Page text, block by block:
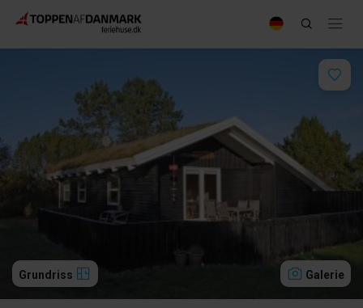
Grundriss Galerie